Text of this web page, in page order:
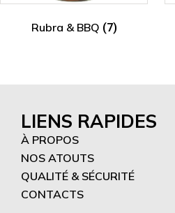
Rubra & BBQ (7)
LIENS RAPIDES
À PROPOS
NOS ATOUTS
QUALITÉ & SÉCURITÉ
CONTACTS